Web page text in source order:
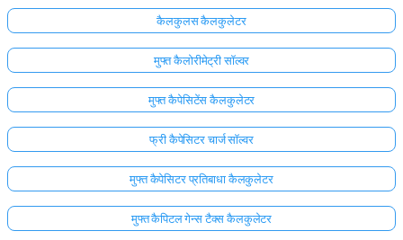
कैलकुलस कैलकुलेटर
मुफ्त कैलोरीमेट्री सॉल्वर
मुफ्त कैपेसिटेंस कैलकुलेटर
फ्री कैपेसिटर चार्ज सॉल्वर
मुफ्त कैपेसिटर प्रतिबाधा कैलकुलेटर
मुफ्त कैपिटल गेन्स टैक्स कैलकुलेटर